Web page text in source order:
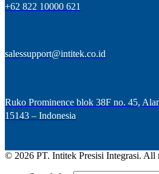
+62 822 10000 621
salessupport@intitek.co.id
Ruko Prominence blok 38F no. 45,
15143 – Indonesia
© 2026 PT. Intitek Presisi Integrasi. All